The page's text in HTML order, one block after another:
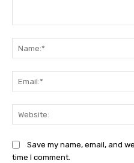
Save my name, email, and
time I comment.